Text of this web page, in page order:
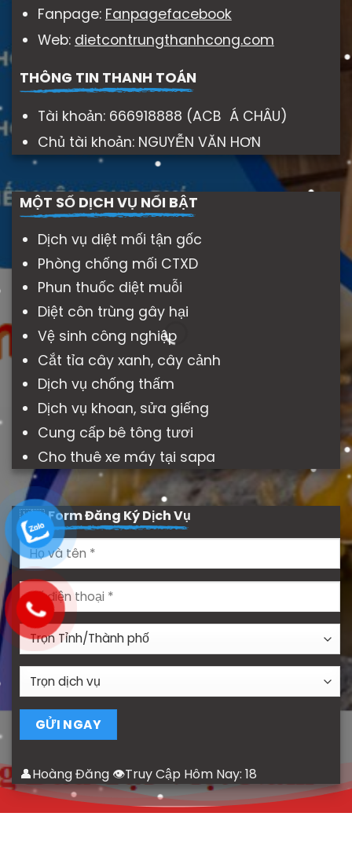
Fanpage: Fanpagefacebook
Web: dietcontrungthanhcong.com
THÔNG TIN THANH TOÁN
Tài khoản: 666918888 (ACB Á CHÂU)
Chủ tài khoản: NGUYỄN VĂN HƠN
MỘT SỐ DỊCH VỤ NỔI BẬT
Dịch vụ diệt mối tận gốc
Phòng chống mối CTXD
Phun thuốc diệt muỗi
Diệt côn trùng gây hại
Vệ sinh công nghiệp
Cắt tỉa cây xanh, cây cảnh
Dịch vụ chống thấm
Dịch vụ khoan, sửa giếng
Cung cấp bê tông tươi
Cho thuê xe máy tại sapa
🇻🇳Form Đăng Ký Dịch Vụ
👤Hoàng Đăng 👁Truy Cập Hôm Nay: 18